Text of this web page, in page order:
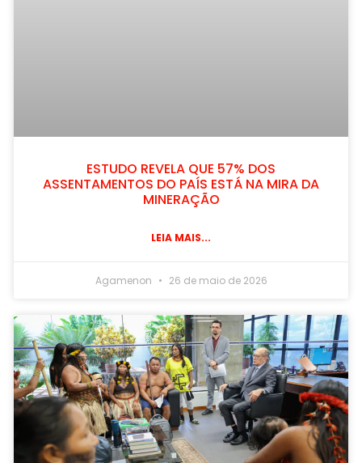
ESTUDO REVELA QUE 57% DOS
ASSENTAMENTOS DO PAÍS ESTÁ NA MIRA DA
MINERAÇÃO
LEIA MAIS...
Agamenon 26 de maio de 2026